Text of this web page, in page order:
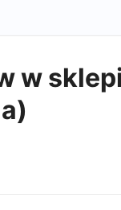
w